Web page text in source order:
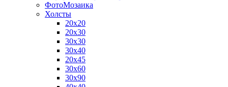
ФотоМозаика
Холсты
20х20
20х30
30х30
30х40
20х45
30х60
30х90